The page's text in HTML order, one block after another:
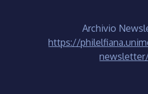
Archivio
https://